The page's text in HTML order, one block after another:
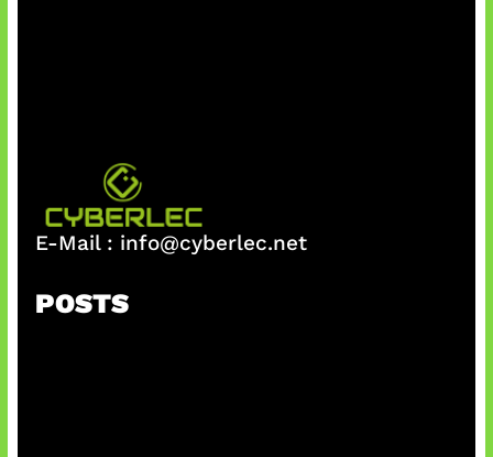
E-Mail : info@cyberlec.net
POSTS